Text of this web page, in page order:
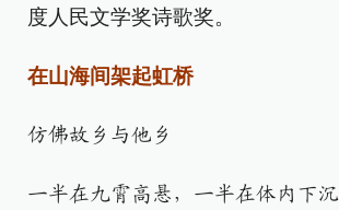
度人民文学奖诗歌奖。
在山海间架起虹桥
仿佛故乡与他乡
一半在九霄高悬，一半在体内下沉